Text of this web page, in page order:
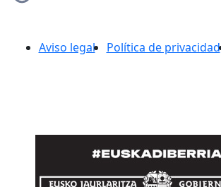
Aviso legal Política de privacidad